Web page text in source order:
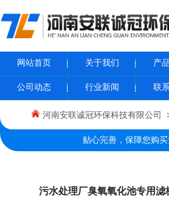
网站首页 关于我们 产
公司动态 行业新闻 联
河南安联诚冠环保科技有限公司
贴心完善，保障您购
污水处理厂臭氧氧化池专用滤